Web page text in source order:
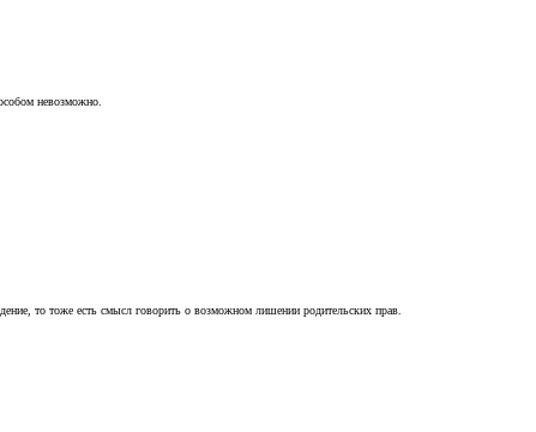
невозможно.
то тоже есть смысл говорить о возможном лишении родительских прав.